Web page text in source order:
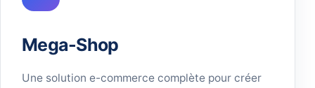
Mega-Shop
Une solution e-commerce complète pour créer